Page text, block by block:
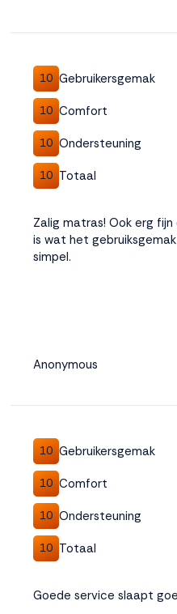
10 Gebruikersgemak
10 Comfort
10 Ondersteuning
10 Totaal
Zalig matras! Ook erg
is wat het
simpel.
Anonymous
10 Gebruikersgemak
10 Comfort
10 Ondersteuning
10 Totaal
Goede service slaapt